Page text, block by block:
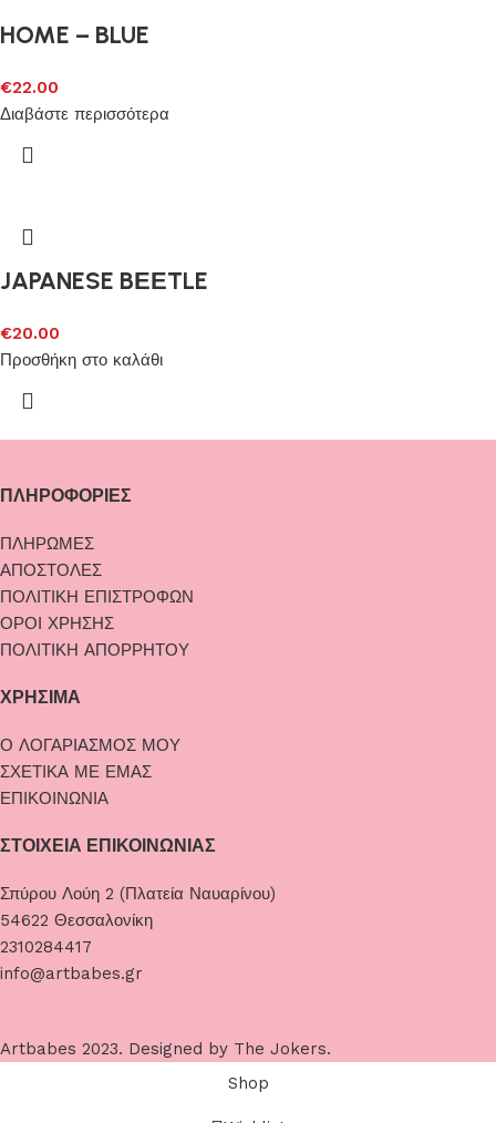
HOME – BLUE
€22.00
Διαβάστε περισσότερα
JAPANESE BΕΕTLE
€20.00
Προσθήκη στο καλάθι
ΠΛΗΡΟΦΟΡΙΕΣ
ΠΛΗΡΩΜΕΣ
ΑΠΟΣΤΟΛΕΣ
ΠΟΛΙΤΙΚΗ ΕΠΙΣΤΡΟΦΩΝ
ΟΡΟΙ ΧΡΗΣΗΣ
ΠΟΛΙΤΙΚΗ ΑΠΟΡΡΗΤΟΥ
ΧΡΗΣΙΜΑ
Ο ΛΟΓΑΡΙΑΣΜΟΣ ΜΟΥ
ΣΧΕΤΙΚΑ ΜΕ ΕΜΑΣ
ΕΠΙΚΟΙΝΩΝΙΑ
ΣΤΟΙΧΕΙΑ ΕΠΙΚΟΙΝΩΝΙΑΣ
Σπύρου Λούη 2 (Πλατεία Ναυαρίνου)
54622 Θεσσαλονίκη
2310284417
info@artbabes.gr
Artbabes 2023. Designed by The Jokers.
Shop